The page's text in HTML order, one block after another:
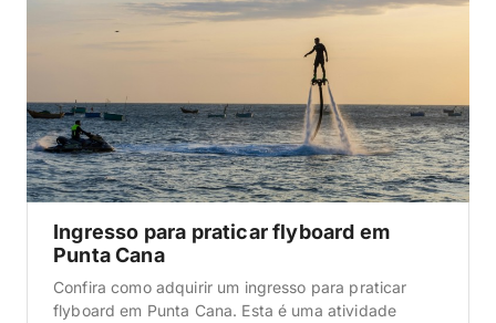
Ingresso para praticar flyboard em
Punta Cana
Confira como adquirir um ingresso para praticar
flyboard em Punta Cana. Esta é uma atividade